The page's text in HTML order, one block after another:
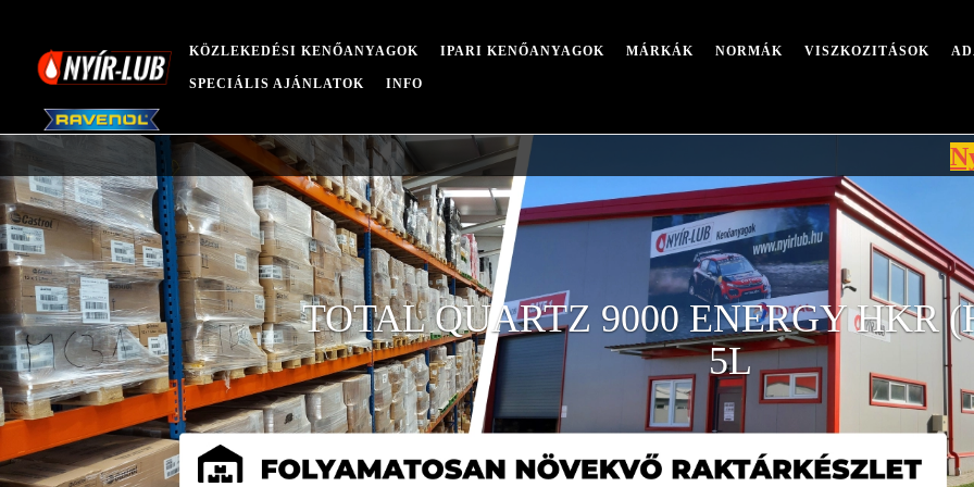
KÖZLEKEDÉSI KENŐANYAGOK IPARI KENŐANYAGOK MÁRKÁK NORMÁK VISZKOZITÁSOK
SPECIÁLIS AJÁNLATOK INFO
Nyári
TOTAL QUARTZ 9000 ENERGY HKR
5L